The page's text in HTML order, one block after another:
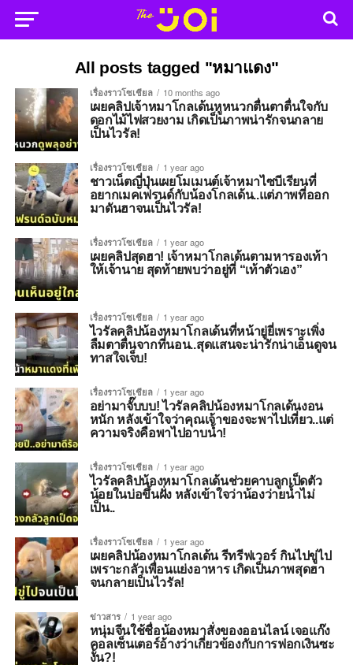
All posts tagged "หมาแดง"
เรื่องราวโซเชียล 10 months ago
เผยคลิปเจ้าหมาโกลเด้นหูหนวกตื่นตาตื่นใจกับ
ดอกไม้ไฟสวยงาม เกิดเป็นภาพน่ารักจนกลาย
เป็นไวรัล!
เรื่องราวโซเชียล 1 year ago
ชาวเน็ตญี่ปุ่นเผยโมเมนต์เจ้าหมาไซบีเรียนที่
อยากเมคเฟรนด์กับน้องโกลเด้น..แต่ภาพที่ออก
มาดันฮาจนเป็นไวรัล!
เรื่องราวโซเชียล 1 year ago
เผยคลิปสุดฮา! เจ้าหมาโกลเด้นตามหารองเท้า
ให้เจ้านาย สุดท้ายพบว่าอยู่ที่ “เท้าตัวเอง”
เรื่องราวโซเชียล 1 year ago
ไวรัลคลิปน้องหมาโกลเด้นที่หน้ายู่ยี่เพราะเพิ่ง
ลืมตาตื่นจากที่นอน..สุดแสนจะน่ารักน่าเอ็นดูจน
ทาสใจเจ็บ!
เรื่องราวโซเชียล 1 year ago
อย่ามาจั๊บบบ! ไวรัลคลิปน้องหมาโกลเด้นงอน
หนัก หลังเข้าใจว่าคุณเจ้าของจะพาไปเที่ยว..แต่
ความจริงคือพาไปอาบน้ำ!
เรื่องราวโซเชียล 1 year ago
ไวรัลคลิปน้องหมาโกลเด้นช่วยคาบลูกเป็ดตัว
น้อยในบ่อขึ้นฝั่ง หลังเข้าใจว่าน้องว่ายน้ำไม่
เป็น..
เรื่องราวโซเชียล 1 year ago
เผยคลิปน้องหมาโกลเด้น รีทรีฟเวอร์ กินไปขู่ไป
เพราะกลัวเพื่อนแย่งอาหาร เกิดเป็นภาพสุดฮา
จนกลายเป็นไวรัล!
ข่าวสาร 1 year ago
หนุ่มจีนใช้ชื่อน้องหมาสั่งของออนไลน์ เจอแก๊ง
คอลเซ็นเตอร์อ้างว่าเกี่ยวข้องกับการฟอกเงินซะ
งั้น?!